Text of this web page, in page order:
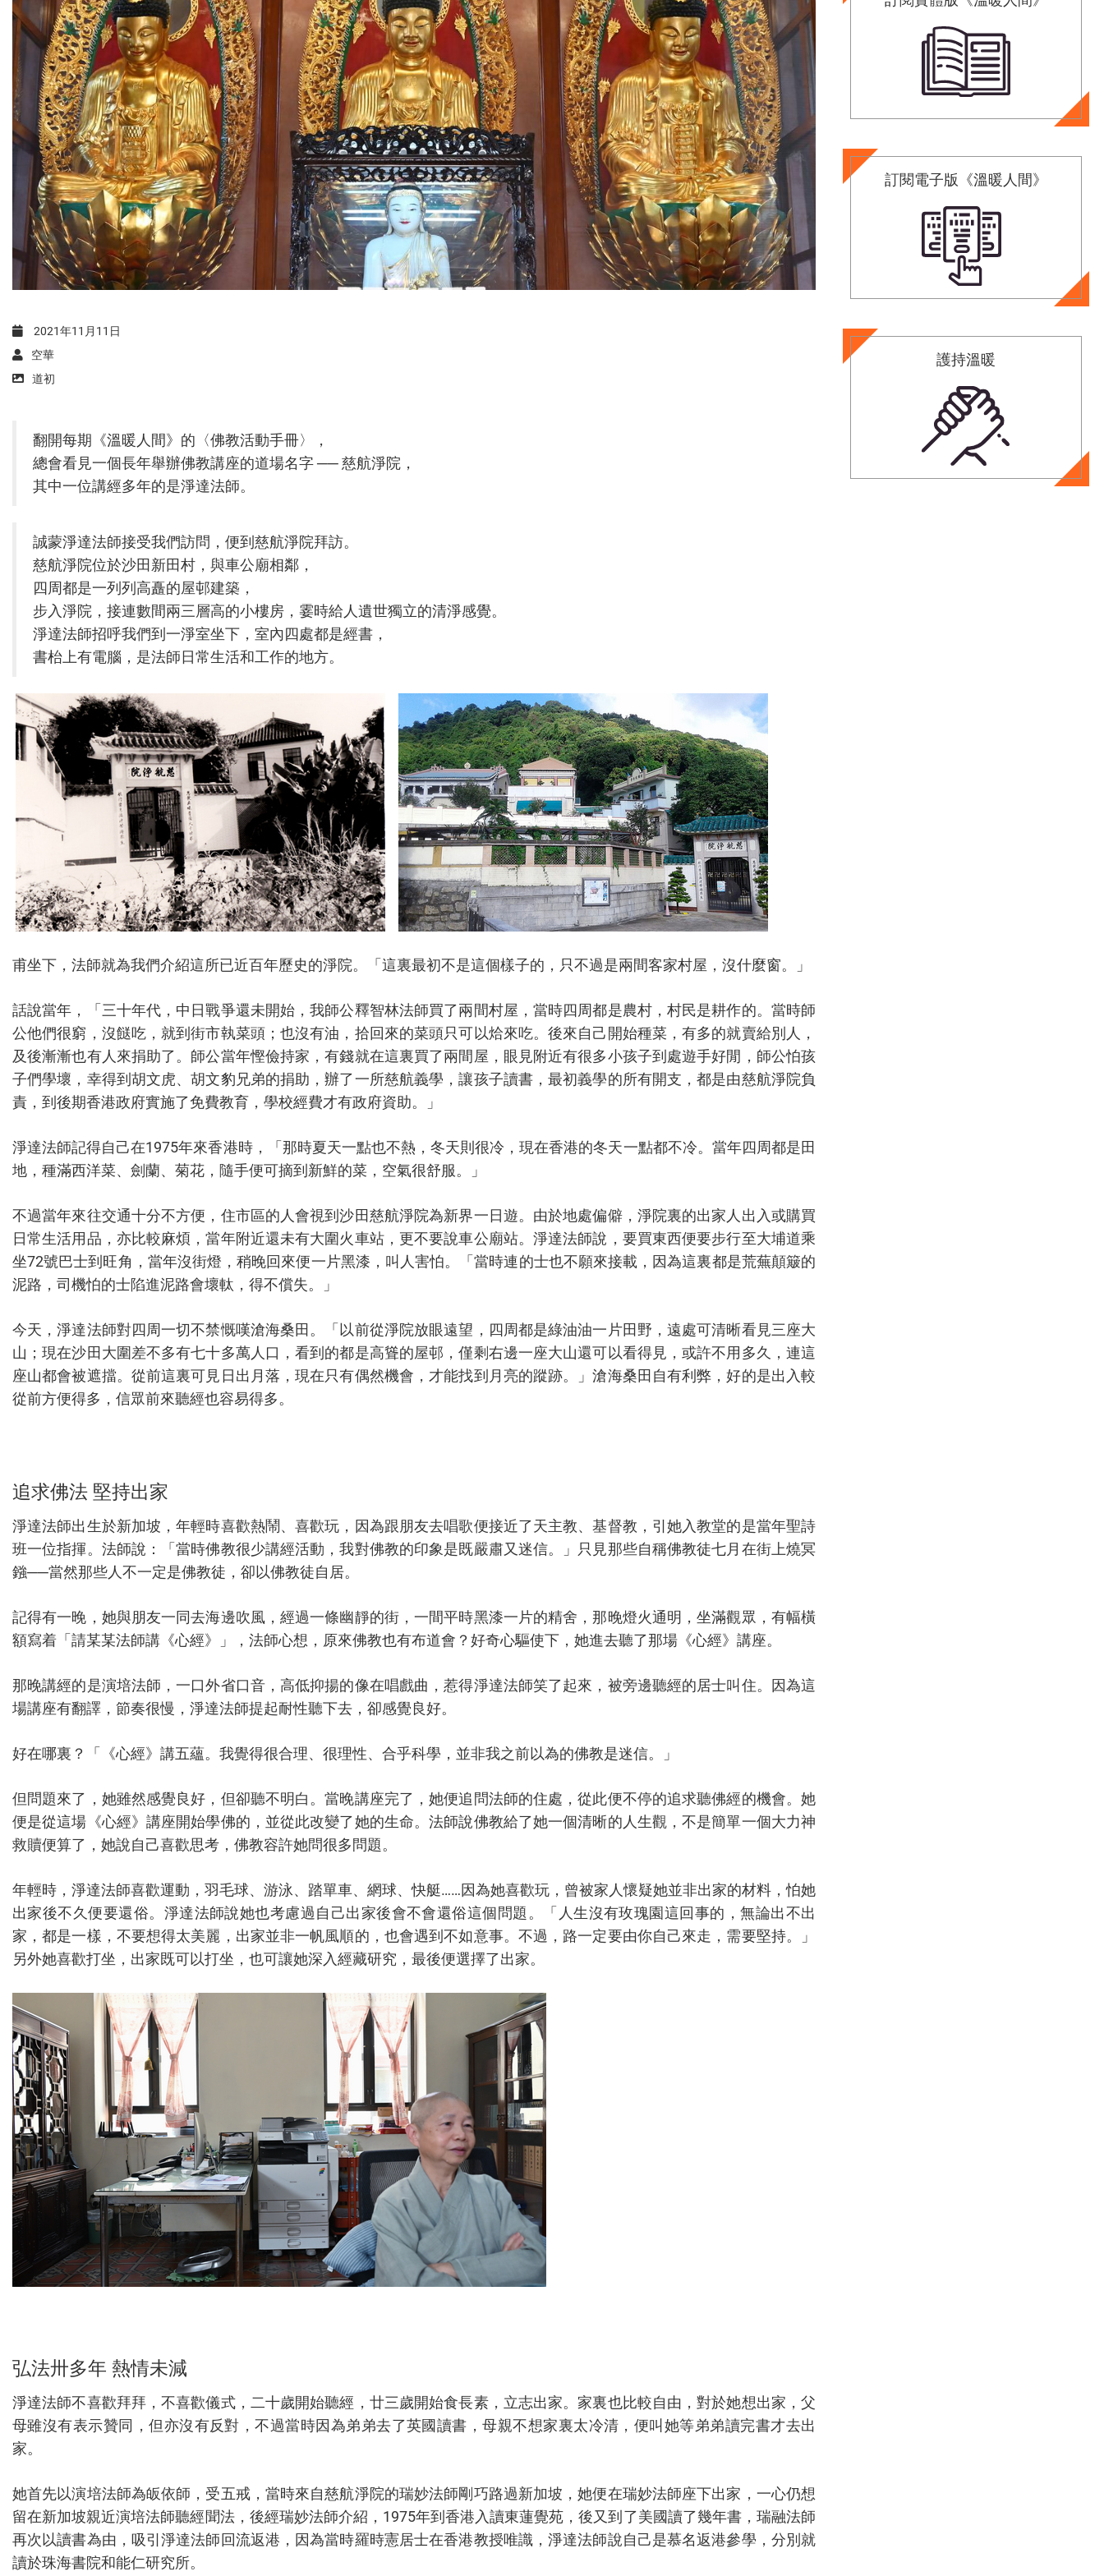
2021年11月11日
空華
道初
翻開每期《溫暖人間》的〈佛教活動手冊〉，
總會看見一個長年舉辦佛教講座的道場名字 ── 慈航淨院，
其中一位講經多年的是淨達法師。
誠蒙淨達法師接受我們訪問，便到慈航淨院拜訪。
慈航淨院位於沙田新田村，與車公廟相鄰，
四周都是一列列高矗的屋邨建築，
步入淨院，接連數間兩三層高的小樓房，霎時給人遺世獨立的清淨感覺。
淨達法師招呼我們到一淨室坐下，室內四處都是經書，
書枱上有電腦，是法師日常生活和工作的地方。
甫坐下，法師就為我們介紹這所已近百年歷史的淨院。「這裏最初不是這個樣子的，只不過是兩間客家村屋，沒什麼窗。」
話說當年，「三十年代，中日戰爭還未開始，我師公釋智林法師買了兩間村屋，當時四周都是農村，村民是耕作的。當時師
公他們很窮，沒餸吃，就到街市執菜頭；也沒有油，拾回來的菜頭只可以烚來吃。後來自己開始種菜，有多的就賣給別人，
及後漸漸也有人來捐助了。師公當年慳儉持家，有錢就在這裏買了兩間屋，眼見附近有很多小孩子到處遊手好閒，師公怕孩
子們學壞，幸得到胡文虎、胡文豹兄弟的捐助，辦了一所慈航義學，讓孩子讀書，最初義學的所有開支，都是由慈航淨院負
責，到後期香港政府實施了免費教育，學校經費才有政府資助。」
淨達法師記得自己在1975年來香港時，「那時夏天一點也不熱，冬天則很冷，現在香港的冬天一點都不冷。當年四周都是田
地，種滿西洋菜、劍蘭、菊花，隨手便可摘到新鮮的菜，空氣很舒服。」
不過當年來往交通十分不方便，住市區的人會視到沙田慈航淨院為新界一日遊。由於地處偏僻，淨院裏的出家人出入或購買
日常生活用品，亦比較麻煩，當年附近還未有大圍火車站，更不要說車公廟站。淨達法師說，要買東西便要步行至大埔道乘
坐72號巴士到旺角，當年沒街燈，稍晚回來便一片黑漆，叫人害怕。「當時連的士也不願來接載，因為這裏都是荒蕪顛簸的
泥路，司機怕的士陷進泥路會壞軚，得不償失。」
今天，淨達法師對四周一切不禁慨嘆滄海桑田。「以前從淨院放眼遠望，四周都是綠油油一片田野，遠處可清晰看見三座大
山；現在沙田大圍差不多有七十多萬人口，看到的都是高聳的屋邨，僅剩右邊一座大山還可以看得見，或許不用多久，連這
座山都會被遮擋。從前這裏可見日出月落，現在只有偶然機會，才能找到月亮的蹤跡。」滄海桑田自有利弊，好的是出入較
從前方便得多，信眾前來聽經也容易得多。
追求佛法 堅持出家
淨達法師出生於新加坡，年輕時喜歡熱鬧、喜歡玩，因為跟朋友去唱歌便接近了天主教、基督教，引她入教堂的是當年聖詩
班一位指揮。法師說：「當時佛教很少講經活動，我對佛教的印象是既嚴肅又迷信。」只見那些自稱佛教徒七月在街上燒冥
鏹──當然那些人不一定是佛教徒，卻以佛教徒自居。
記得有一晚，她與朋友一同去海邊吹風，經過一條幽靜的街，一間平時黑漆一片的精舍，那晚燈火通明，坐滿觀眾，有幅橫
額寫着「請某某法師講《心經》」，法師心想，原來佛教也有布道會？好奇心驅使下，她進去聽了那場《心經》講座。
那晚講經的是演培法師，一口外省口音，高低抑揚的像在唱戲曲，惹得淨達法師笑了起來，被旁邊聽經的居士叫住。因為這
場講座有翻譯，節奏很慢，淨達法師提起耐性聽下去，卻感覺良好。
好在哪裏？「《心經》講五蘊。我覺得很合理、很理性、合乎科學，並非我之前以為的佛教是迷信。」
但問題來了，她雖然感覺良好，但卻聽不明白。當晚講座完了，她便追問法師的住處，從此便不停的追求聽佛經的機會。她
便是從這場《心經》講座開始學佛的，並從此改變了她的生命。法師說佛教給了她一個清晰的人生觀，不是簡單一個大力神
救贖便算了，她說自己喜歡思考，佛教容許她問很多問題。
年輕時，淨達法師喜歡運動，羽毛球、游泳、踏單車、網球、快艇……因為她喜歡玩，曾被家人懷疑她並非出家的材料，怕她
出家後不久便要還俗。淨達法師說她也考慮過自己出家後會不會還俗這個問題。「人生沒有玫瑰園這回事的，無論出不出
家，都是一樣，不要想得太美麗，出家並非一帆風順的，也會遇到不如意事。不過，路一定要由你自己來走，需要堅持。」
另外她喜歡打坐，出家既可以打坐，也可讓她深入經藏研究，最後便選擇了出家。
弘法卅多年 熱情未減
淨達法師不喜歡拜拜，不喜歡儀式，二十歲開始聽經，廿三歲開始食長素，立志出家。家裏也比較自由，對於她想出家，父
母雖沒有表示贊同，但亦沒有反對，不過當時因為弟弟去了英國讀書，母親不想家裏太冷清，便叫她等弟弟讀完書才去出
家。
她首先以演培法師為皈依師，受五戒，當時來自慈航淨院的瑞妙法師剛巧路過新加坡，她便在瑞妙法師座下出家，一心仍想
留在新加坡親近演培法師聽經聞法，後經瑞妙法師介紹，1975年到香港入讀東蓮覺苑，後又到了美國讀了幾年書，瑞融法師
再次以讀書為由，吸引淨達法師回流返港，因為當時羅時憲居士在香港教授唯識，淨達法師說自己是慕名返港參學，分別就
讀於珠海書院和能仁研究所。
訂閱電子版《溫暖人間》
護持溫暖